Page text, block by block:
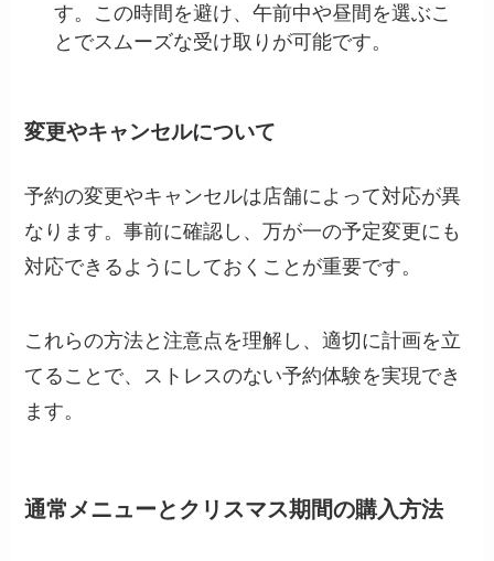
す。この時間を避け、午前中や昼間を選ぶこ
とでスムーズな受け取りが可能です。
変更やキャンセルについて
予約の変更やキャンセルは店舗によって対応が異
なります。事前に確認し、万が一の予定変更にも
対応できるようにしておくことが重要です。
これらの方法と注意点を理解し、適切に計画を立
てることで、ストレスのない予約体験を実現でき
ます。
通常メニューとクリスマス期間の購入方法